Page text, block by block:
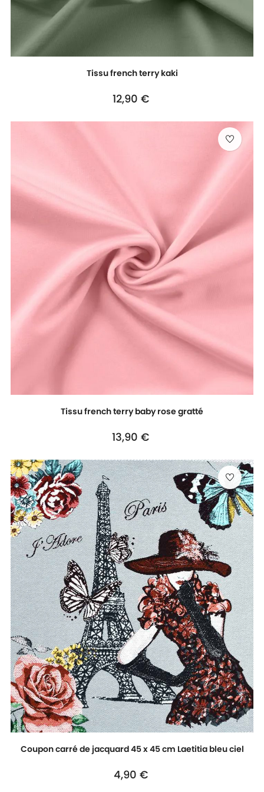
Tissu french terry kaki
Prix
12,90 €
Tissu french terry baby rose gratté
Prix
13,90 €
Coupon carré de jacquard 45 x 45 cm Laetitia bleu ciel
Prix
4,90 €